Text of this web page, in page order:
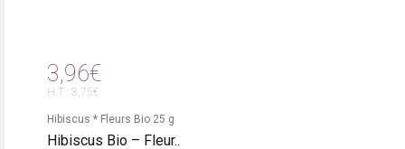
3,96€
H.T : 3,75€
Hibiscus * Fleurs Bio 25 g
Hibiscus Bio – Fleur..